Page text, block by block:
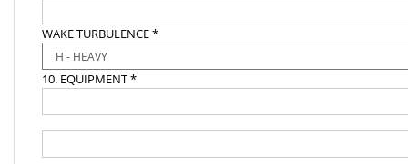
WAKE TURBULENCE *
10. EQUIPMENT *